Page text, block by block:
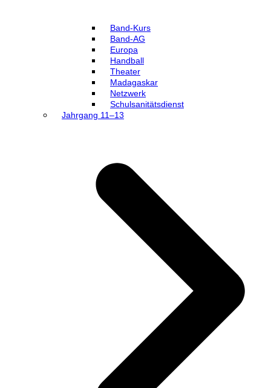
Band-Kurs
Band-AG
Europa
Handball
Theater
Madagaskar
Netzwerk
Schulsanitätsdienst
Jahrgang 11–13